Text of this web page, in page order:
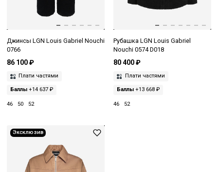
Джинсы LGN Louis Gabriel Nouchi
0766
86 100 ₽
Плати частями
Баллы +14 637 ₽
46 50 52
Рубашка LGN Louis Gabriel
Nouchi 0574 D018
80 400 ₽
Плати частями
Баллы+13 668 ₽
46 52
Эксклюзив